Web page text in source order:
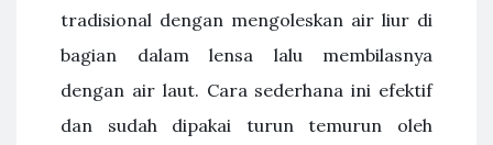
tradisional dengan mengoleskan air liur di
bagian dalam lensa lalu membilasnya
dengan air laut. Cara sederhana ini efektif
dan sudah dipakai turun temurun oleh